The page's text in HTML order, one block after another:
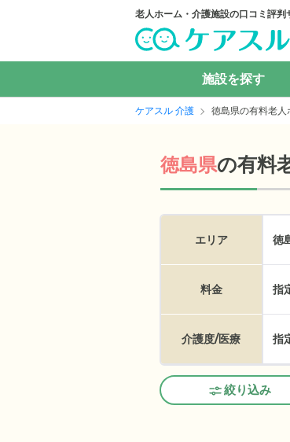
老人ホーム・介護施設の口コミ評判
施設を探す
ケアスル 介護 徳島県の有料老
徳島県の有料
エリア 徳
料金 指
介護度/医療 指
絞り込み